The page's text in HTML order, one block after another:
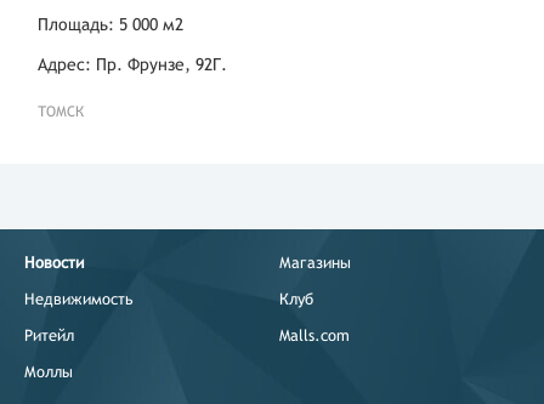
Площадь: 5 000 м2
Адрес: Пр. Фрунзе, 92Г.
ТОМСК
Новости
Недвижимость
Ритейл
Моллы
Магазины
Клуб
Malls.com